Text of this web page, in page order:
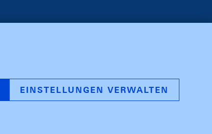
EINSTELLUNGEN VERWALTEN